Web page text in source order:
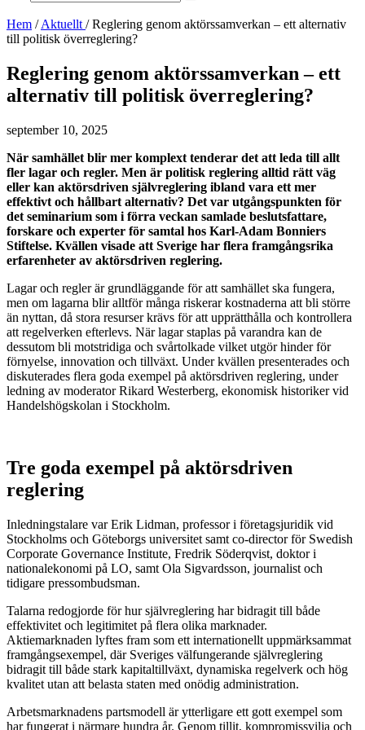
Hem /Aktuellt / Reglering genom aktörssamverkan – ett alternativ
till politisk överreglering?
Reglering genom aktörssamverkan – ett
alternativ till politisk överreglering?
september 10, 2025
När samhället blir mer komplext tenderar det att leda till allt
fler lagar och regler. Men är politisk reglering alltid rätt väg
eller kan aktörsdriven självreglering ibland vara ett mer
effektivt och hållbart alternativ? Det var utgångspunkten för
det seminarium som i förra veckan samlade beslutsfattare,
forskare och experter för samtal hos Karl-Adam Bonniers
Stiftelse. Kvällen visade att Sverige har flera framgångsrika
erfarenheter av aktörsdriven reglering.
Lagar och regler är grundläggande för att samhället ska fungera,
men om lagarna blir alltför många riskerar kostnaderna att bli större
än nyttan, då stora resurser krävs för att upprätthålla och kontrollera
att regelverken efterlevs. När lagar staplas på varandra kan de
dessutom bli motstridiga och svårtolkade vilket utgör hinder för
förnyelse, innovation och tillväxt. Under kvällen presenterades och
diskuterades flera goda exempel på aktörsdriven reglering, under
ledning av moderator Rikard Westerberg, ekonomisk historiker vid
Handelshögskolan i Stockholm.
Tre goda exempel på aktörsdriven
reglering
Inledningstalare var Erik Lidman, professor i företagsjuridik vid
Stockholms och Göteborgs universitet samt co-director för Swedish
Corporate Governance Institute, Fredrik Söderqvist, doktor i
nationalekonomi på LO, samt Ola Sigvardsson, journalist och
tidigare pressombudsman.
Talarna redogjorde för hur självreglering har bidragit till både
effektivitet och legitimitet på flera olika marknader.
Aktiemarknaden lyftes fram som ett internationellt uppmärksammat
framgångsexempel, där Sveriges välfungerande självreglering
bidragit till både stark kapitaltillväxt, dynamiska regelverk och hög
kvalitet utan att belasta staten med onödig administration.
Arbetsmarknadens partsmodell är ytterligare ett gott exempel som
har fungerat i närmare hundra år. Genom tillit, kompromissvilja och